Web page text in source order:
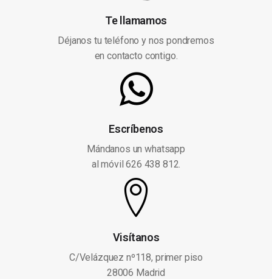
Te llamamos
Déjanos tu teléfono y nos pondremos
en contacto contigo.
Escríbenos
Mándanos un whatsapp
al móvil 626 438 812.
Visítanos
C/Velázquez nº118, primer piso
28006 Madrid